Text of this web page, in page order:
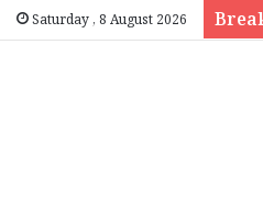
Saturday , 8 August 2026